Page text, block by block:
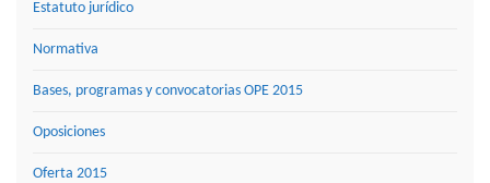
Estatuto jurídico
Normativa
Bases, programas y convocatorias OPE 2015
Oposiciones
Oferta 2015